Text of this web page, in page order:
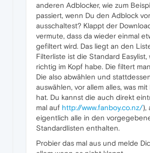
anderen Adblocker, wie zum
passiert, wenn Du den Adblock
ausschaltest? Klappt der
vermute, dass da wieder einmal
gefiltert wird. Das liegt an den
Filterliste ist die Standard
richtig im Kopf habe. Die filtert
Die also abwählen und
auswählen, vor allem alles, was
hat. Du kannst die auch direkt
mal auf http://www.fanboy.co.nz/),
eigentlich alle in den
Standardlisten enthalten.
Probier das mal aus und melde